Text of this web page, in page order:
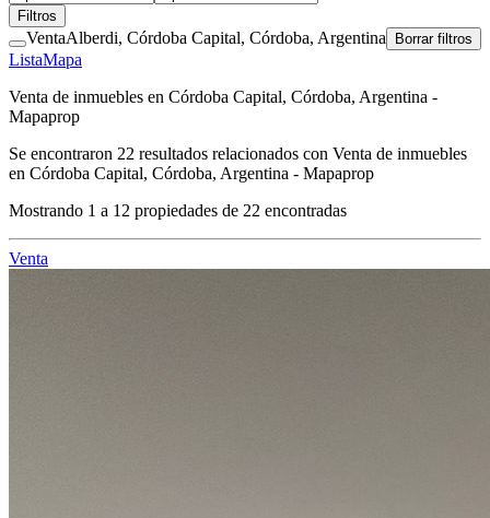
Filtros
VentaAlberdi, Córdoba Capital, Córdoba, Argentina Borrar filtros
ListaMapa
Venta de inmuebles en Córdoba Capital, Córdoba, Argentina -
Mapaprop
Se encontraron 22 resultados relacionados con Venta de inmuebles
en Córdoba Capital, Córdoba, Argentina - Mapaprop
Mostrando 1 a 12 propiedades de 22 encontradas
Venta